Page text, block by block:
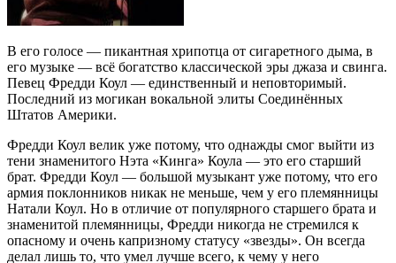
В его голосе — пикантная хрипотца от сигаретного дыма, в
его музыке — всё богатство классической эры джаза и свинга.
Певец Фредди Коул — единственный и неповторимый.
Последний из могикан вокальной элиты Соединённых
Штатов Америки.
Фредди Коул велик уже потому, что однажды смог выйти из
тени знаменитого Нэта «Кинга» Коула — это его старший
брат. Фредди Коул — большой музыкант уже потому, что его
армия поклонников никак не меньше, чем у его племянницы
Натали Коул. Но в отличие от популярного старшего брата и
знаменитой племянницы, Фредди никогда не стремился к
опасному и очень капризному статусу «звезды». Он всегда
делал лишь то, что умел лучше всего, к чему у него